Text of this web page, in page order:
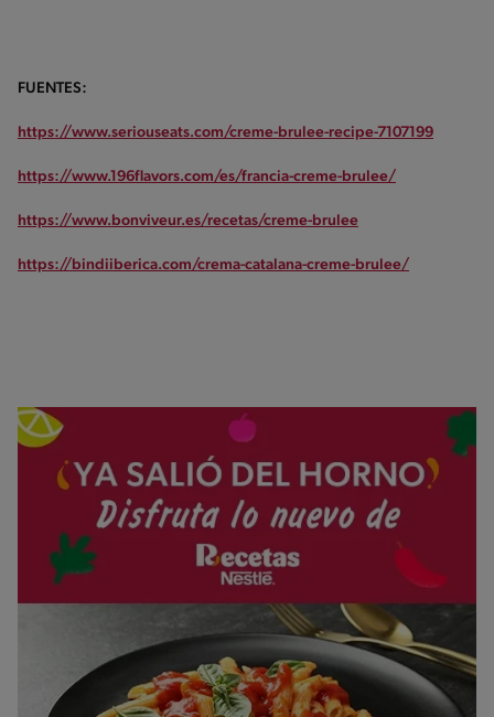
FUENTES:
https://www.seriouseats.com/creme-brulee-recipe-7107199
https://www.196flavors.com/es/francia-creme-brulee/
https://www.bonviveur.es/recetas/creme-brulee
https://bindiiberica.com/crema-catalana-creme-brulee/